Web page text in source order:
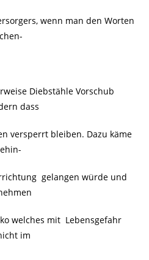
wenn man den Worten
Diebstähle Vorschub
dass
versperrt bleiben. Dazu käme
gelangen würde und
welches mit Lebensgefahr
im